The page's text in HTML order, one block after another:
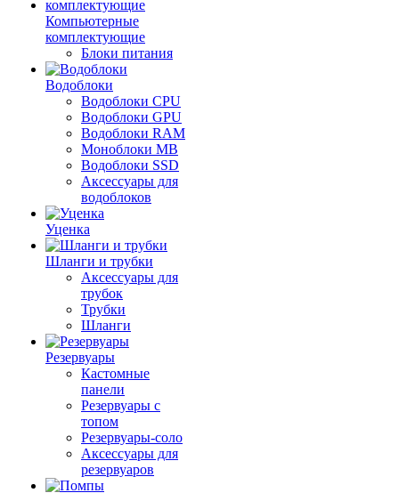
Компьютерные
комплектующие
Блоки питания
Водоблоки
Водоблоки CPU
Водоблоки GPU
Водоблоки RAM
Моноблоки MB
Водоблоки SSD
Аксессуары для
водоблоков
Уценка
Шланги и трубки
Аксессуары для
трубок
Трубки
Шланги
Резервуары
Кастомные
панели
Резервуары с
топом
Резервуары-соло
Аксессуары для
резервуаров